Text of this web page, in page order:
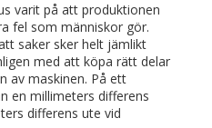
varit på att produktionen
fel som människor gör.
saker sker helt jämlikt
med att köpa rätt delar
av maskinen. På ett
en millimeters differens
differens ute vid